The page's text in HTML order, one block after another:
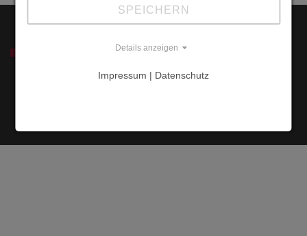
SPEICHERN
Details anzeigen
Impressum | Datenschutz